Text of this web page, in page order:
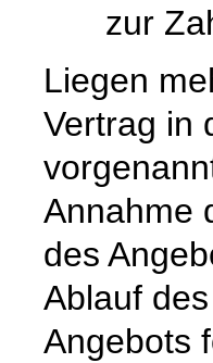
zur
Liegen
Vertrag in
Annahme
des
Ablauf
Angebots